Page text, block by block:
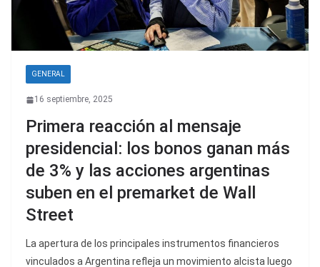
GENERAL
16 septiembre, 2025
Primera reacción al mensaje
presidencial: los bonos ganan más
de 3% y las acciones argentinas
suben en el premarket de Wall
Street
La apertura de los principales instrumentos financieros
vinculados a Argentina refleja un movimiento alcista luego